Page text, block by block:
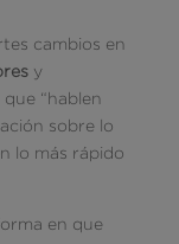
cambios en
y
“hablen
sobre lo
lo más rápido
en que